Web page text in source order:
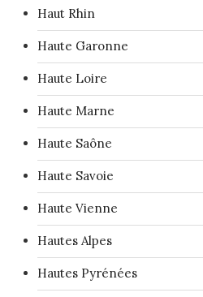
Haut Rhin
Haute Garonne
Haute Loire
Haute Marne
Haute Saône
Haute Savoie
Haute Vienne
Hautes Alpes
Hautes Pyrénées